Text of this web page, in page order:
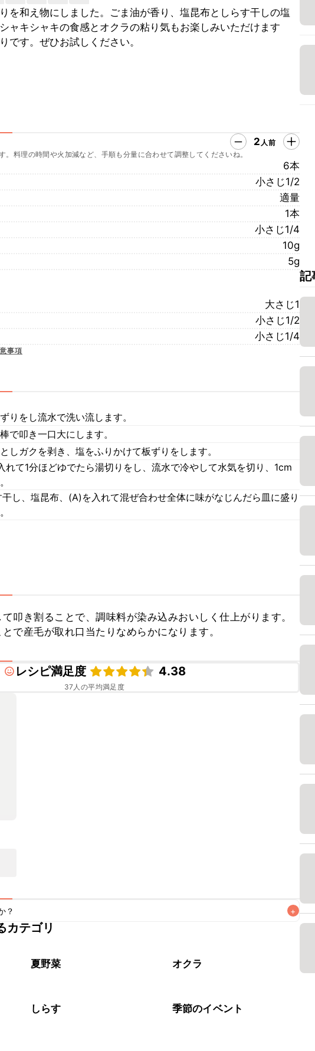
を和え物にしました。ごま油が香り、塩昆布としらす干しの塩
ャキシャキの食感とオクラの粘り気もお楽しみいただけます
です。ぜひお試しください。
2 人前
。料理の時間や火加減など、手順も分量に合わせて調整してくださいね。
6本
小さじ1/2
適量
1本
小さじ1/4
10g
5g
大さじ1
小さじ1/2
小さじ1/4
事項
りをし流水で洗い流します。
で叩き一口大にします。
しガクを剥き、塩をふりかけて板ずりをします。
れて1分ほどゆでたら湯切りをし、流水で冷やして水気を切り、1cm
し、塩昆布、(A)を入れて混ぜ合わせ全体に味がなじんだら皿に盛り
叩き割ることで、調味料が染み込みおいしく仕上がります。
で産毛が取れ口当たりなめらかになります。
レシピ満足度
4.38
37 人の平均満足度
？ +
目安です。なるべくお早めにお召し上がりください。
カテゴリ
夏野菜 オクラ
しらす 季節のイベント
記